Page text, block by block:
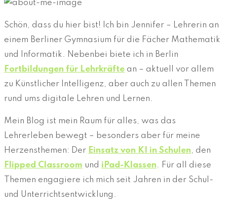
Schön, dass du hier bist! Ich bin Jennifer – Lehrerin an
einem Berliner Gymnasium für die Fächer Mathematik
und Informatik. Nebenbei biete ich in Berlin
Fortbildungen für Lehrkräfte an – aktuell vor allem
zu Künstlicher Intelligenz, aber auch zu allen Themen
rund ums digitale Lehren und Lernen.
Mein Blog ist mein Raum für alles, was das
Lehrerleben bewegt – besonders aber für meine
Herzensthemen: Der Einsatz von KI in Schulen, den
Flipped Classroom und iPad-Klassen. Für all diese
Themen engagiere ich mich seit Jahren in der Schul-
und Unterrichtsentwicklung.